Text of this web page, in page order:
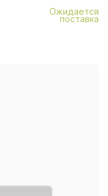
Ожидается
поставка